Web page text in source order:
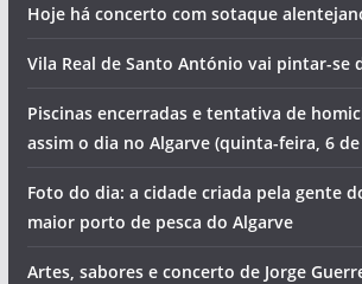
Hoje há concerto com sotaque
Vila Real de Santo António vai pintar-se
Piscinas encerradas e tentativa de
assim o dia no Algarve (quinta-feira, 6
Foto do dia: a cidade criada pela gente
maior porto de pesca do Algarve
Artes, sabores e concerto de Jorge